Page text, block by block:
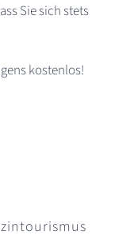
Sie sich stets
kostenlos!